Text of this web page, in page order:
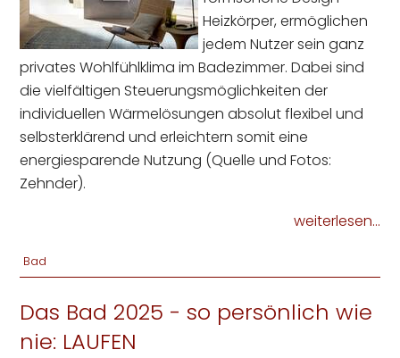
Heizkörper, ermöglichen
jedem Nutzer sein ganz
privates Wohlfühlklima im Badezimmer. Dabei sind
die vielfältigen Steuerungsmöglichkeiten der
individuellen Wärmelösungen absolut flexibel und
selbsterklärend und erleichtern somit eine
energiesparende Nutzung (Quelle und Fotos:
Zehnder).
weiterlesen...
Bad
Das Bad 2025 - so persönlich wie
nie: LAUFEN